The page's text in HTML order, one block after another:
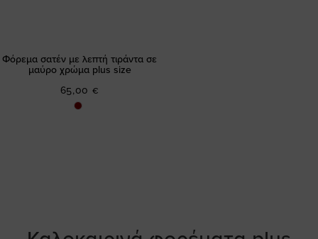
Φόρεμα σατέν με λεπτή τιράντα σε
μαύρο χρώμα plus size
65,00 €